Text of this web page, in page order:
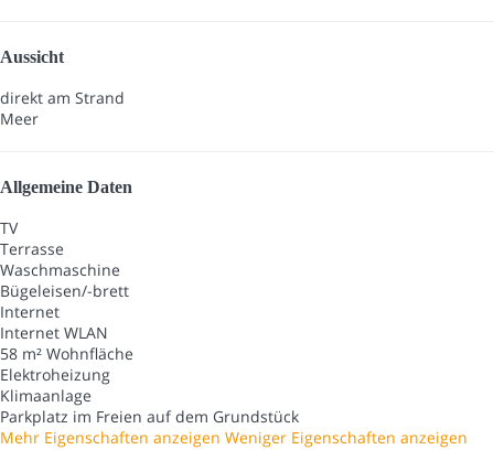
Aussicht
direkt am Strand
Meer
Allgemeine Daten
TV
Terrasse
Waschmaschine
Bügeleisen/-brett
Internet
Internet WLAN
58 m² Wohnfläche
Elektroheizung
Klimaanlage
Parkplatz im Freien auf dem Grundstück
Mehr Eigenschaften anzeigen Weniger Eigenschaften anzeigen